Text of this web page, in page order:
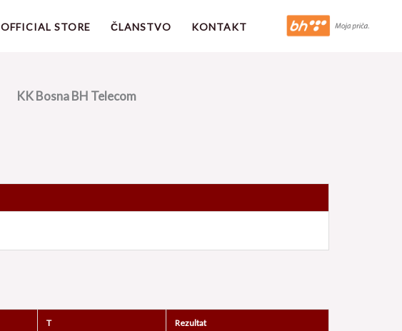
OFFICIAL STORE ČLANSTVO KONTAKT
KK Bosna BH Telecom
T Rezultat